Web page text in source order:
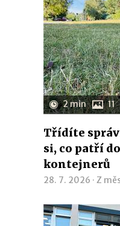
2 min 11
Třídíte
si, co patří
kontejnerů
28. 7. 2026 · Z